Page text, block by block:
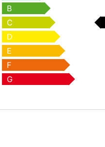
B
C
D
E
F
G